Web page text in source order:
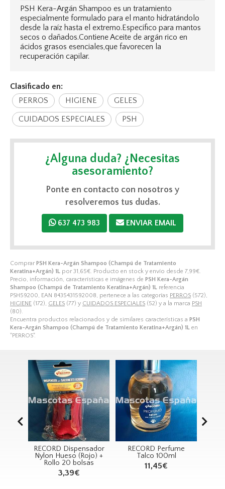
Comprar PSH Kera-Argán Shampoo (Champú de Tratamiento
Keratina+Argán) 1L por 31,65€ . Producto en stock y envío desde 7,99€
Precio, información, características e imágenes de PSH Kera-Argán
Shampoo (Champú de Tratamiento Keratina+Argán) 1L referencia
PSH59200, EAN 8435431592008, pertenece a las categorías PERROS (572),
HIGIENE (172), GELES (77) y CUIDADOS ESPECIALES (52) y a la marca PSH
(80).
Encuentra productos relacionados y de similares características a PSH
Kera-Argán Shampoo (Champú de Tratamiento Keratina+Argán) 1L en
"PERROS".
PSH Kera-Argán Shampoo es un tratamiento
especialmente formulado para el manto hidratándolo
desde la raíz hasta el extremo.Específico para mantos
secos o dañados.Contiene Aceite de argán rico en
ácidos grasos esenciales,que favorecen la
recuperación capilar.
Clasificado en:
PERROS
HIGIENE GELES
CUIDADOS ESPECIALES PSH
¿Alguna duda? ¿Necesitas
asesoramiento?
Ponte en contacto con nosotros y
resolveremos tus dudas.
637 473 983 ENVIAR EMAIL
RECORD Dispensador
Nylon Hueso (Rojo) +
Rollo 20 bolsas
RECORD Perfume
Talco 100ml
SAN DIMAS